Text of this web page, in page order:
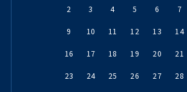
2 3 4 5 6 7
9 10 11 12 13 14
16 17 18 19 20 21
23 24 25 26 27 28